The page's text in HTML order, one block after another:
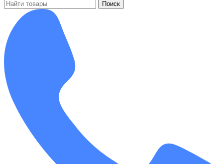
Поиск